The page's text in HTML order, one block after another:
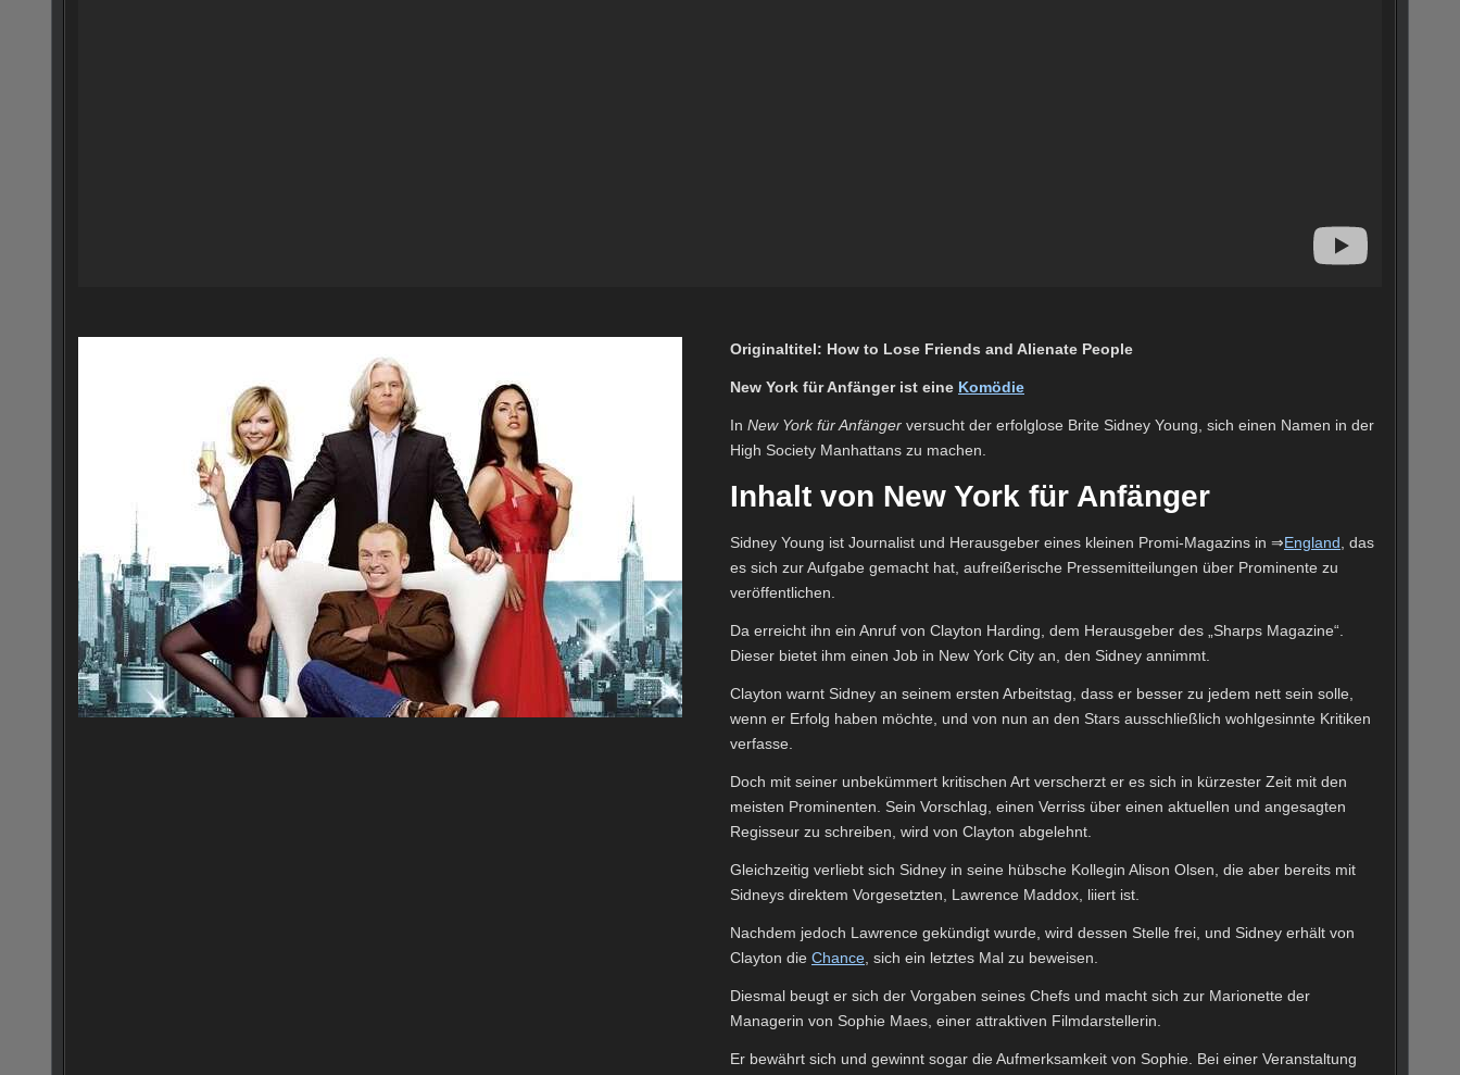
Originaltitel: How to Lose Friends and Alienate People
New York für Anfänger ist eine Komödie
In New York für Anfänger versucht der erfolglose Brite Sidney Young, sich einen Namen in der
High Society Manhattans zu machen.
Inhalt von New York für Anfänger
Sidney Young ist Journalist und Herausgeber eines kleinen Promi-Magazins in ⇒England , das
es sich zur Aufgabe gemacht hat, aufreißerische Pressemitteilungen über Prominente zu
veröffentlichen.
Da erreicht ihn ein Anruf von Clayton Harding, dem Herausgeber des „Sharps Magazine“.
Dieser bietet ihm einen Job in New York City an, den Sidney annimmt.
Clayton warnt Sidney an seinem ersten Arbeitstag, dass er besser zu jedem nett sein solle,
wenn er Erfolg haben möchte, und von nun an den Stars ausschließlich wohlgesinnte Kritiken
verfasse.
Doch mit seiner unbekümmert kritischen Art verscherzt er es sich in kürzester Zeit mit den
meisten Prominenten. Sein Vorschlag, einen Verriss über einen aktuellen und angesagten
Regisseur zu schreiben, wird von Clayton abgelehnt.
Gleichzeitig verliebt sich Sidney in seine hübsche Kollegin Alison Olsen, die aber bereits mit
Sidneys direktem Vorgesetzten, Lawrence Maddox, liiert ist.
Nachdem jedoch Lawrence gekündigt wurde, wird dessen Stelle frei, und Sidney erhält von
Clayton die Chance , sich ein letztes Mal zu beweisen.
Diesmal beugt er sich der Vorgaben seines Chefs und macht sich zur Marionette der
Managerin von Sophie Maes, einer attraktiven Filmdarstellerin.
Er bewährt sich und gewinnt sogar die Aufmerksamkeit von Sophie. Bei einer Veranstaltung